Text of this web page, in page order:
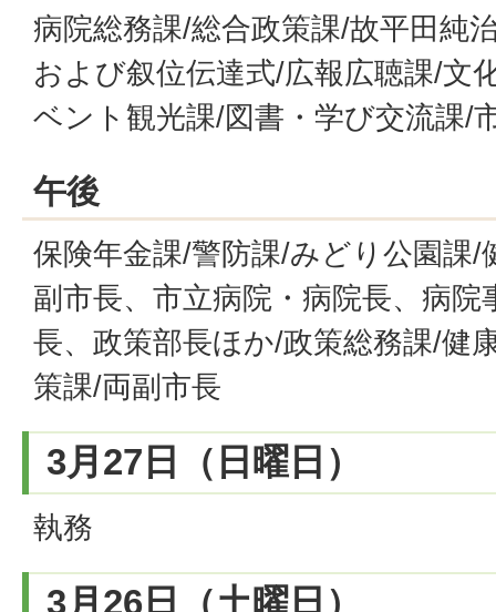
病院総務課/総合政策課/故平田純
および叙位伝達式/広報広聴課/文
ベント観光課/図書・学び交流課/
午後
保険年金課/警防課/みどり公園課/
副市長、市立病院・病院長、病
長、政策部長ほか/政策総務課/健
策課/両副市長
3月27日（日曜日）
執務
3月26日（土曜日）